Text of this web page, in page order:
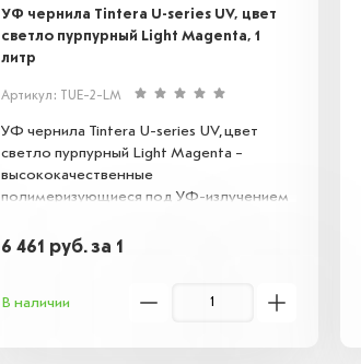
УФ чернила Tintera U-series UV, цвет
светло пурпурный Light Magenta, 1
литр
Артикул: TUE-2-LM
УФ чернила Tintera U-series UV, цвет
светло пурпурный Light Magenta –
высококачественные
полимеризующиеся под УФ-излучением
Обеспечивают яркое, устойчивое к
металл. Идеальны для создания
6 461 руб.за 1
В наличии